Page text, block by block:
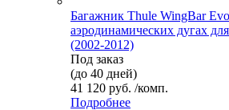
Багажник Thule WingBar
аэродинамических дугах
(2002-2012)
Под заказ
(до 40 дней)
41 120 руб. /комп.
Подробнее